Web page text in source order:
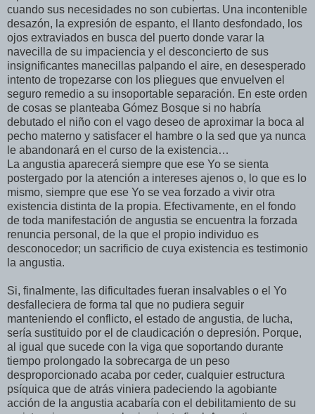
cuando sus necesidades no son cubiertas. Una incontenible
desazón, la expresión de espanto, el llanto desfondado, los
ojos extraviados en busca del puerto donde varar la
navecilla de su impaciencia y el desconcierto de sus
insignificantes manecillas palpando el aire, en desesperado
intento de tropezarse con los pliegues que envuelven el
seguro remedio a su insoportable separación. En este orden
de cosas se planteaba Gómez Bosque si no habría
debutado el niño con el vago deseo de aproximar la boca al
pecho materno y satisfacer el hambre o la sed que ya nunca
le abandonará en el curso de la existencia…
La angustia aparecerá siempre que ese Yo se sienta
postergado por la atención a intereses ajenos o, lo que es lo
mismo, siempre que ese Yo se vea forzado a vivir otra
existencia distinta de la propia. Efectivamente, en el fondo
de toda manifestación de angustia se encuentra la forzada
renuncia personal, de la que el propio individuo es
desconocedor; un sacrificio de cuya existencia es testimonio
la angustia.
Si, finalmente, las dificultades fueran insalvables o el Yo
desfalleciera de forma tal que no pudiera seguir
manteniendo el conflicto, el estado de angustia, de lucha,
sería sustituido por el de claudicación o depresión. Porque,
al igual que sucede con la viga que soportando durante
tiempo prolongado la sobrecarga de un peso
desproporcionado acaba por ceder, cualquier estructura
psíquica que de atrás viniera padeciendo la agobiante
acción de la angustia acabaría con el debilitamiento de su